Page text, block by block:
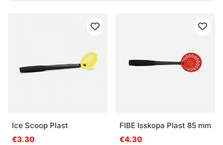
Wofür wird eine Eisschaufel beim Eisangeln
Was ist der Vorteil einer kompakten Eisschaufel?
Ice Scoop Plast
€3.30
FIBE Isskopa Plast 85 mm
€4.30